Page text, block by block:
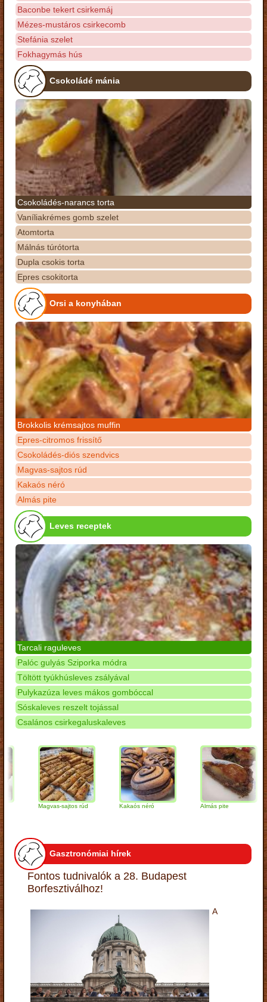
Baconbe tekert csirkemáj
Mézes-mustáros csirkecomb
Stefánia szelet
Fokhagymás hús
Csokoládé mánia
Csokoládés-narancs torta
Vaníliakrémes gomb szelet
Atomtorta
Málnás túrótorta
Dupla csokis torta
Epres csokitorta
Orsi a konyhában
Brokkolis krémsajtos muffin
Epres-citromos frissítő
Csokoládés-diós szendvics
Magvas-sajtos rúd
Kakaós néró
Almás pite
Leves receptek
Tarcali raguleves
Palóc gulyás Sziporka módra
Töltött tyúkhúsleves zsályával
Pulykazúza leves mákos gombóccal
Sóskaleves reszelt tojással
Csalános csirkegaluskaleves
Magvas-sajtos rúd Kakaós néró Almás pite
Gasztronómiai hírek
Fontos tudnivalók a 28. Budapest
Borfesztiválhoz!
A